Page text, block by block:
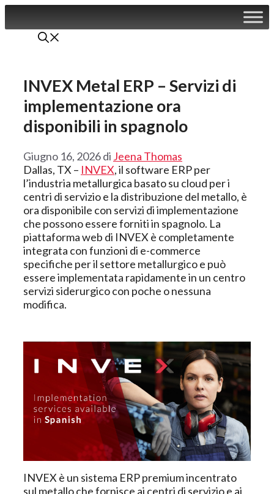
contenuto
INVEX Metal ERP – Servizi di
implementazione ora
disponibili in spagnolo
Giugno 16, 2026di Jeena Thomas
Dallas, TX – INVEX, il software ERP per
l’industria metallurgica basato su cloud per i
centri di servizio e la distribuzione del metallo, è
ora disponibile con servizi di implementazione
che possono essere forniti in spagnolo. La
piattaforma web di INVEX è completamente
integrata con funzioni di e-commerce
specifiche per il settore metallurgico e può
essere implementata rapidamente in un centro
servizi siderurgico con poche o nessuna
modifica.
INVEX è un sistema ERP premium incentrato
sul metallo che fornisce ai centri di servizio e ai